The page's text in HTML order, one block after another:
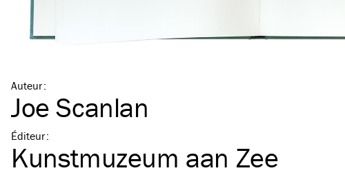
Auteur:
Joe Scanlan
Éditeur:
Kunstmuzeum aan Zee